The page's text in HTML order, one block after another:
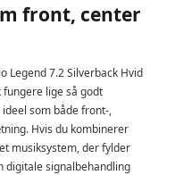
front, center
Legend 7.2 Silverback Hvid
lige så godt
som både front-,
Hvis du kombinerer
musiksystem, der fylder
digitale signalbehandling